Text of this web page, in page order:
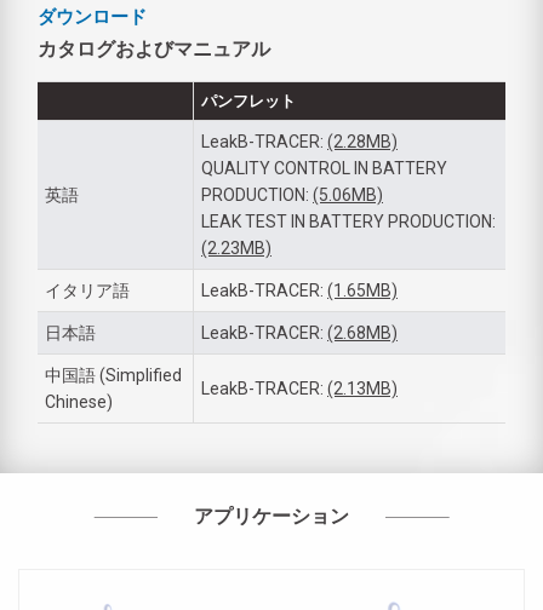
ダウンロード
カタログおよびマニュアル
パンフレット
英語
LeakB-TRACER: (2.28MB)
QUALITY CONTROL IN BATTERY
PRODUCTION: (5.06MB)
LEAK TEST IN BATTERY PRODUCTION:
(2.23MB)
イタリア語 LeakB-TRACER: (1.65MB)
日本語 LeakB-TRACER: (2.68MB)
中国語 (Simplified
Chinese)
LeakB-TRACER: (2.13MB)
アプリケーション